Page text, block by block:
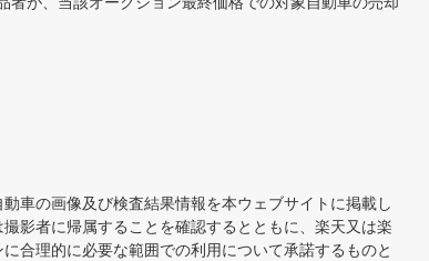
車の画像及び検査結果情報を本ウェブサイトに掲載し
影者に帰属することを確認するとともに、楽天又は楽
合理的に必要な範囲での利用について承諾するものと